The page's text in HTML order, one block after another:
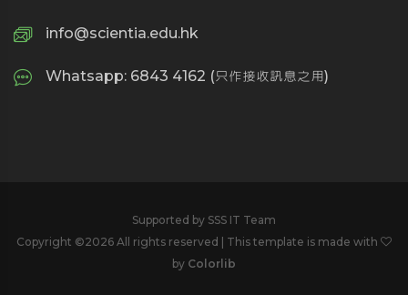
info@scientia.edu.hk
Whatsapp: 6843 4162 (只作接收訊息之用)
Supported by SSS IT Team
Copyright ©2026 All rights reserved | This template is made with
by Colorlib